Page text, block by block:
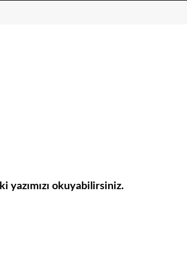
yazımızı okuyabilirsiniz.